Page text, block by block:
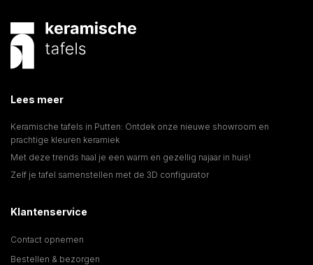
Lees meer
Keramische tafels in Putten: Ontdek onze nieuwe showroom en
prachtige kleuren keramiek
Met deze trends haal je een warm en gezellig najaar in huis!
Zelf je tafel samenstellen met de 3D configurator
Klantenservice
Contact opnemen
Bestellen & bezorgen